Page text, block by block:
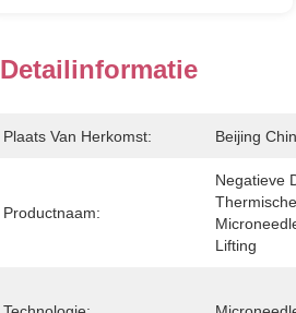
Detailinformatie
Plaats Van Herkomst: Beijing
Productnaam:
Negatieve
Lifting